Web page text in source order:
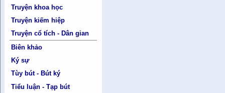
Truyện khoa học
Truyện kiếm hiệp
Truyện cổ tích - Dân gian
Biên khảo
Ký sự
Tùy bút - Bút ký
Tiểu luận - Tạp bút